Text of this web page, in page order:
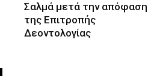
Σαλμά μετά την απόφαση
της Επιτροπής
Δεοντολογίας